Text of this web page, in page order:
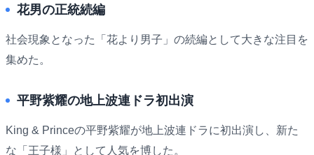
花男の正統続編
社会現象となった「花より男子」の続編として大きな注目を
集めた。
平野紫耀の地上波連ドラ初出演
King & Princeの平野紫耀が地上波連ドラに初出演し、新た
な「王子様」として人気を博した。